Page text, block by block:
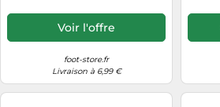
Voir l'offre
foot-store.fr
Livraison à 6,99 €